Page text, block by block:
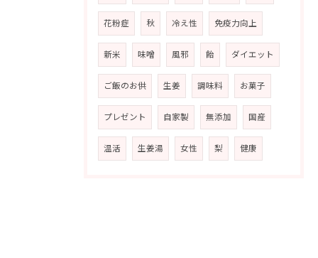
花粉症 秋 冷え性 免疫力向上
新米 味噌 風邪 飴 ダイエット
ご飯のお供 生姜 調味料 お菓子
プレゼント 自家製 無添加 国産
温活 生姜湯 女性 梨 健康